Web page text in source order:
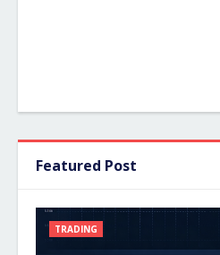
Featured Post
TRADING